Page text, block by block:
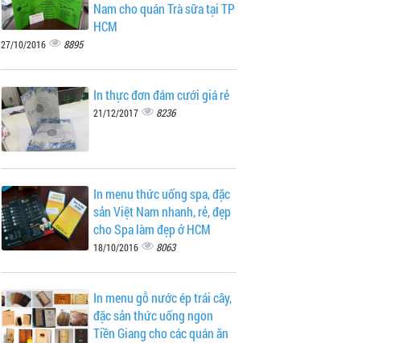
Nam cho quán Trà sữa tại TP
HCM
27/10/2016 8895
In thực đơn đám cưới giá rẻ
21/12/2017 8236
In menu thức uống spa, đặc
sản Việt Nam nhanh, rẻ, đẹp
cho Spa làm đẹp ở HCM
18/10/2016 8063
In menu gỗ nước ép trái cây,
đặc sản thức uống ngon
Tiền Giang cho các quán ăn